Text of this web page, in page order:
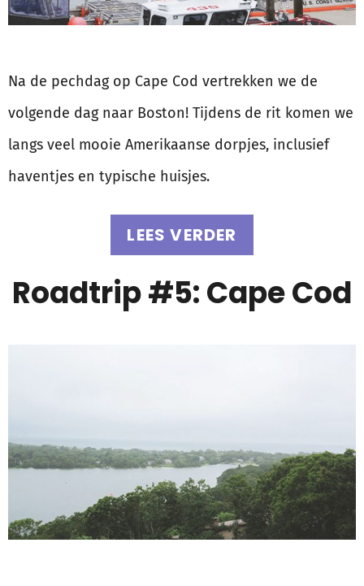
Na de pechdag op Cape Cod vertrekken we de
volgende dag naar Boston! Tijdens de rit komen we
langs veel mooie Amerikaanse dorpjes, inclusief
haventjes en typische huisjes.
LEES VERDER
Roadtrip #5: Cape Cod